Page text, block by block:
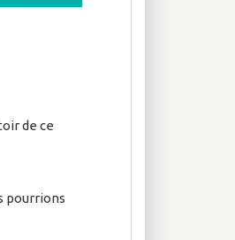
de ce
pourrions